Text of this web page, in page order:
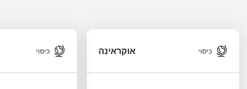
כיסוי אוקראינה כיסוי